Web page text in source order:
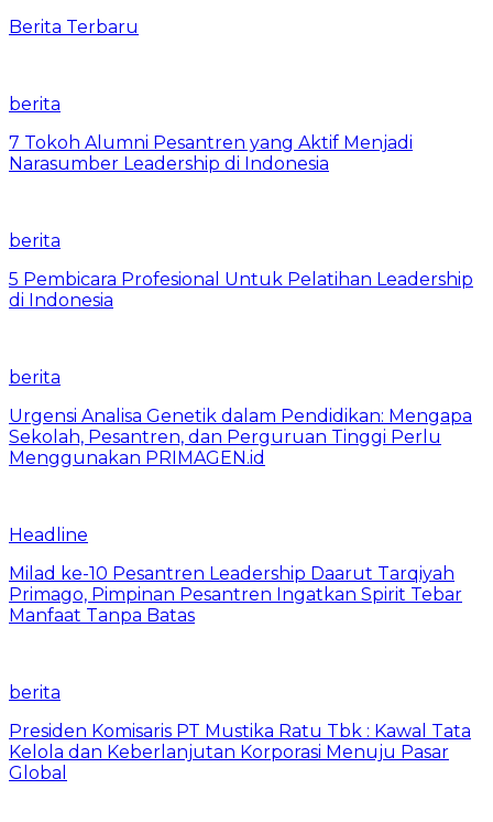
Berita Terbaru
berita
7 Tokoh Alumni Pesantren yang Aktif Menjadi
Narasumber Leadership di Indonesia
berita
5 Pembicara Profesional Untuk Pelatihan Leadership
di Indonesia
berita
Urgensi Analisa Genetik dalam Pendidikan: Mengapa
Sekolah, Pesantren, dan Perguruan Tinggi Perlu
Menggunakan PRIMAGEN.id
Headline
Milad ke-10 Pesantren Leadership Daarut Tarqiyah
Primago, Pimpinan Pesantren Ingatkan Spirit Tebar
Manfaat Tanpa Batas
berita
Presiden Komisaris PT Mustika Ratu Tbk : Kawal Tata
Kelola dan Keberlanjutan Korporasi Menuju Pasar
Global